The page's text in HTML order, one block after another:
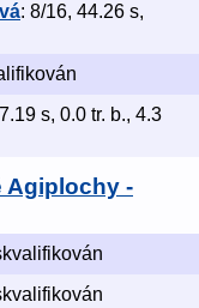
: 8/16, 44.26 s,
s, 0.0 tr. b., 4.3
Agiplochy -